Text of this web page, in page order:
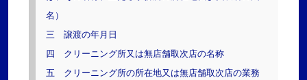
名）
三 譲渡の年月日
四 クリーニング所又は無店舗取次店の名称
五 クリーニング所の所在地又は無店舗取次店の業務